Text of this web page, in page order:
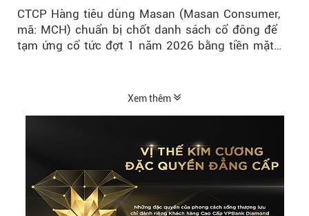
CTCP Hàng tiêu dùng Masan (Masan Consumer,
mã: MCH) chuẩn bị chốt danh sách cổ đông để
tạm ứng cổ tức đợt 1 năm 2026 bằng tiền mặt
Xem thêm